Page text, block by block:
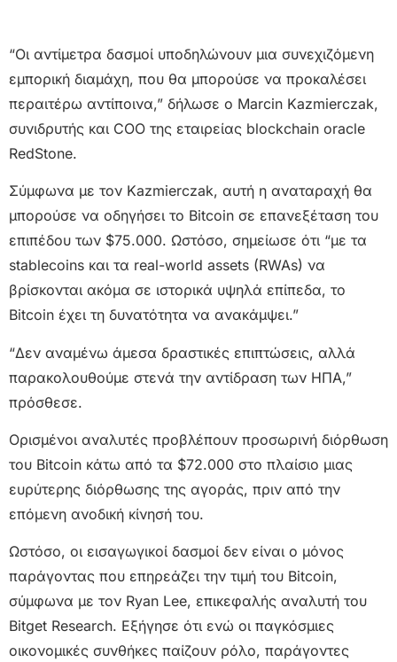
“Οι αντίμετρα δασμοί υποδηλώνουν μια συνεχιζόμενη
εμπορική διαμάχη, που θα μπορούσε να προκαλέσει
περαιτέρω αντίποινα,” δήλωσε ο Marcin Kazmierczak,
συνιδρυτής και COO της εταιρείας blockchain oracle
RedStone.
Σύμφωνα με τον Kazmierczak, αυτή η αναταραχή θα
μπορούσε να οδηγήσει το Bitcoin σε επανεξέταση του
επιπέδου των $75.000. Ωστόσο, σημείωσε ότι “με τα
stablecoins και τα real-world assets (RWAs) να
βρίσκονται ακόμα σε ιστορικά υψηλά επίπεδα, το
Bitcoin έχει τη δυνατότητα να ανακάμψει.”
“Δεν αναμένω άμεσα δραστικές επιπτώσεις, αλλά
παρακολουθούμε στενά την αντίδραση των ΗΠΑ,”
πρόσθεσε.
Ορισμένοι αναλυτές προβλέπουν προσωρινή διόρθωση
του Bitcoin κάτω από τα $72.000 στο πλαίσιο μιας
ευρύτερης διόρθωσης της αγοράς, πριν από την
επόμενη ανοδική κίνησή του.
Ωστόσο, οι εισαγωγικοί δασμοί δεν είναι ο μόνος
παράγοντας που επηρεάζει την τιμή του Bitcoin,
σύμφωνα με τον Ryan Lee, επικεφαλής αναλυτή του
Bitget Research. Εξήγησε ότι ενώ οι παγκόσμιες
οικονομικές συνθήκες παίζουν ρόλο, παράγοντες